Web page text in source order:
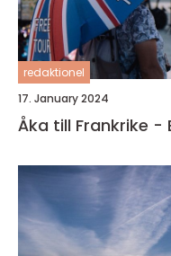
redaktionel
17. January 2024
Åka till Frankrike -